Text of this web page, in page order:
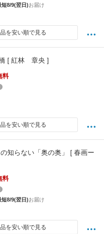
短8/9(翌日)お届け
を安い順で見る
[ 紅林 章央 ]
料
を安い順で見る
知らない「奥の奥」 [ 春画ー
料
短8/9(翌日)お届け
を安い順で見る